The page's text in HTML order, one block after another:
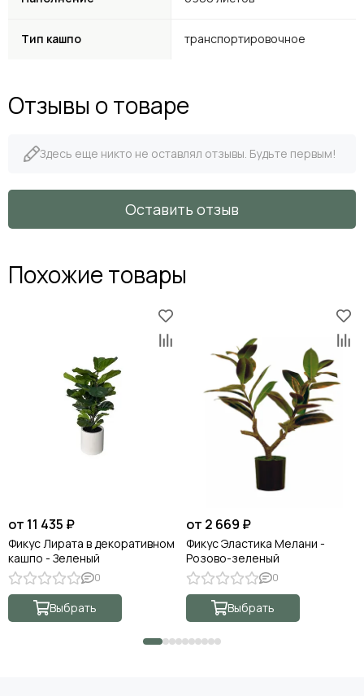
Тип кашпо транспортировочное
Отзывы о товаре
Здесь еще никто не оставлял отзывы. Будьте первым!
Оставить отзыв
Похожие товары
от 11 435 ₽
Фикус Лирата в декоративном
кашпо - Зеленый
0
Выбрать
от 2 669 ₽
Фикус Эластика Мелани -
Розово-зеленый
0
Выбрать